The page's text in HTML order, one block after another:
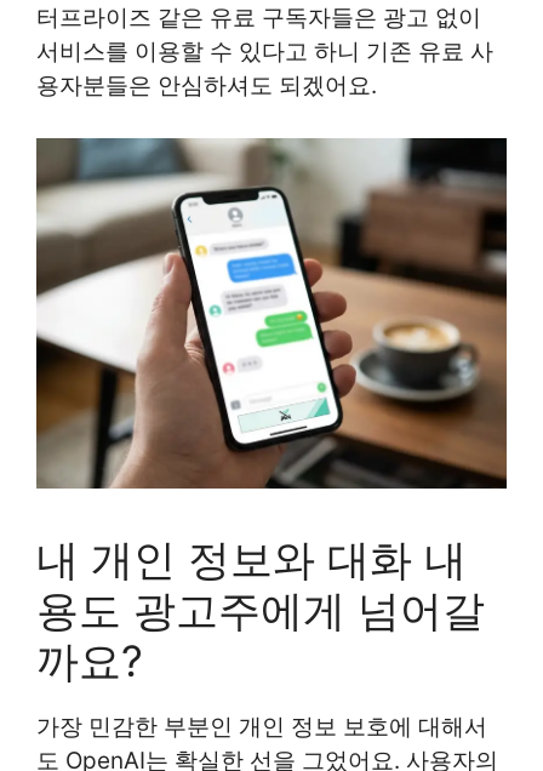
터프라이즈 같은 유료 구독자들은 광고 없이
서비스를 이용할 수 있다고 하니 기존 유료 사
용자분들은 안심하셔도 되겠어요.
내 개인 정보와 대화 내
용도 광고주에게 넘어갈
까요?
가장 민감한 부분인 개인 정보 보호에 대해서
도 OpenAI는 확실한 선을 그었어요. 사용자의